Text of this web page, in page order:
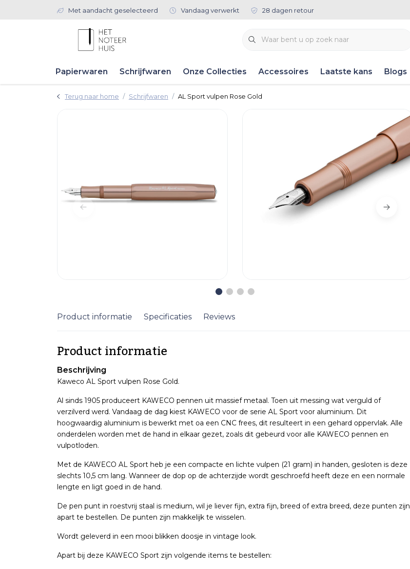
Met aandacht geselecteerd Vandaag verwerkt 28 dagen retour
Papierwaren Schrijfwaren Onze Collecties Accessoires Laatste kans Blogs
Terug naar home Schrijfwaren AL Sport vulpen Rose Gold
Product informatie Specificaties Reviews
Product informatie
Beschrijving
Kaweco AL Sport vulpen Rose Gold.
Al sinds 1905 produceert KAWECO pennen uit massief metaal. Toen uit messing wat verguld of
verzilverd werd. Vandaag de dag kiest KAWECO voor de serie AL Sport voor aluminium. Dit
hoogwaardig aluminium is bewerkt met oa een CNC frees, dit resulteert in een gehard oppervlak. Alle
onderdelen worden met de hand in elkaar gezet, zoals dit gebeurd voor alle KAWECO pennen en
vulpotloden.
Met de KAWECO AL Sport heb je een compacte en lichte vulpen (21 gram) in handen, gesloten is deze
slechts 10,5 cm lang. Wanneer de dop op de achterzijde wordt geschroefd heeft deze en een normale
lengte en ligt goed in de hand.
De pen punt in roestvrij staal is medium, wil je liever fijn, extra fijn, breed of extra breed, deze punten zijn
apart te bestellen. De punten zijn makkelijk te wisselen.
Wordt geleverd in een mooi blikken doosje in vintage look.
Apart bij deze KAWECO Sport zijn volgende items te bestellen: